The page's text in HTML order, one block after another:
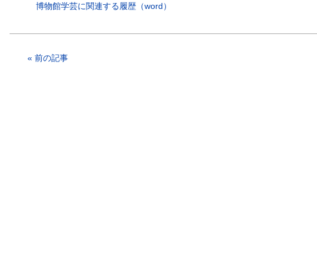
博物館学芸に関連する履歴（word）
« 前の記事